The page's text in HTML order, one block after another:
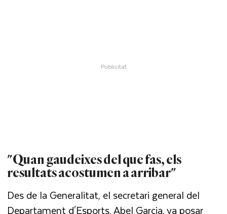
"Quan gaudeixes del que fas, els
resultats acostumen a arribar"
Des de la Generalitat, el secretari general del
Departament d'Esports, Abel Garcia, va posar